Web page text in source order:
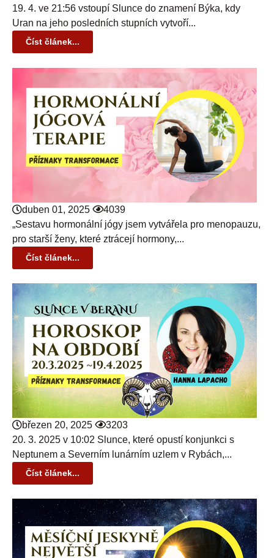
19. 4. ve 21:56 vstoupí Slunce do znamení Býka, kdy
Uran na jeho posledních stupních vytvoří...
Číst článek...
duben 01, 2025
4039
„Sestavu hormonální jógy jsem vytvářela pro menopauzu,
pro starší ženy, které ztrácejí hormony,...
Číst článek...
březen 20, 2025
3203
20. 3. 2025 v 10:02 Slunce, které opustí konjunkci s
Neptunem a Severním lunárním uzlem v Rybách,...
Číst článek...